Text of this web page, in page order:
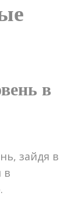
в
зайдя в
в